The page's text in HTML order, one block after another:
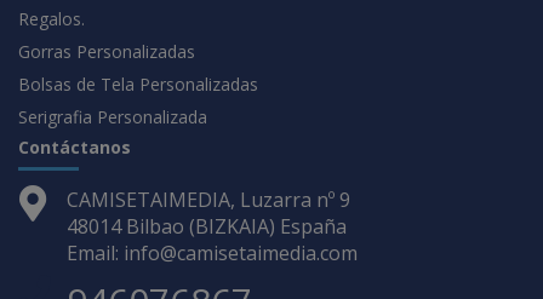
Regalos.
Gorras Personalizadas
Bolsas de Tela Personalizadas
Serigrafia Personalizada
Contáctanos
CAMISETAIMEDIA, Luzarra nº 9
48014 Bilbao (BIZKAIA) España
Email: info@camisetaimedia.com